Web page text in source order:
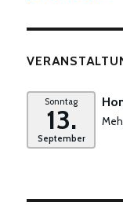
Sonntag
13.
September